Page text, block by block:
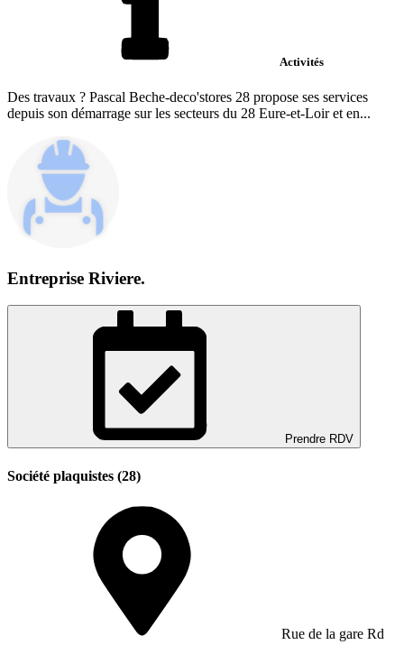
Activités
Des travaux ? Pascal Beche-deco'stores 28 propose ses services
depuis son démarrage sur les secteurs du 28 Eure-et-Loir et en...
Entreprise Riviere.
Prendre RDV
Société plaquistes (28)
Rue de la gare Rd